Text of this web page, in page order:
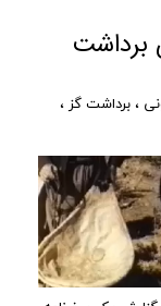
، برداشت گز ،